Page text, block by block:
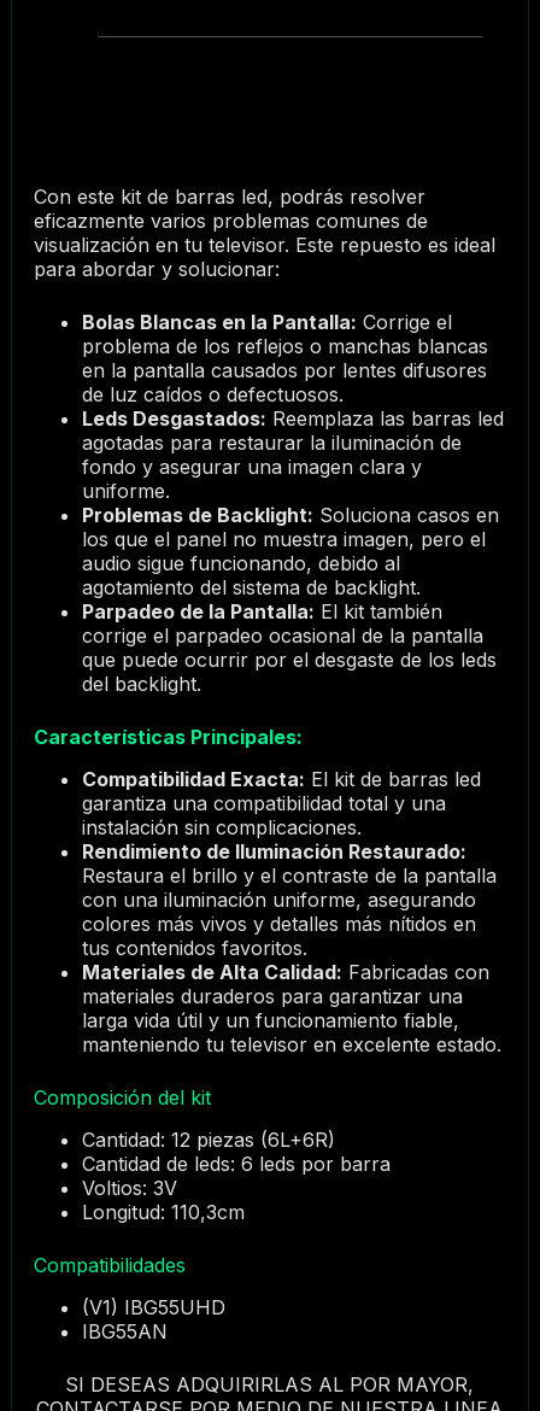
Con este kit de barras led, podrás resolver
eficazmente varios problemas comunes de
visualización en tu televisor. Este repuesto es ideal
para abordar y solucionar:
Bolas Blancas en la Pantalla: Corrige el
problema de los reflejos o manchas blancas
en la pantalla causados por lentes difusores
de luz caídos o defectuosos.
Leds Desgastados: Reemplaza las barras led
agotadas para restaurar la iluminación de
fondo y asegurar una imagen clara y
uniforme.
Problemas de Backlight: Soluciona casos en
los que el panel no muestra imagen, pero el
audio sigue funcionando, debido al
agotamiento del sistema de backlight.
Parpadeo de la Pantalla: El kit también
corrige el parpadeo ocasional de la pantalla
que puede ocurrir por el desgaste de los leds
del backlight.
Características Principales:
Compatibilidad Exacta: El kit de barras led
garantiza una compatibilidad total y una
instalación sin complicaciones.
Rendimiento de Iluminación Restaurado:
Restaura el brillo y el contraste de la pantalla
con una iluminación uniforme, asegurando
colores más vivos y detalles más nítidos en
tus contenidos favoritos.
Materiales de Alta Calidad: Fabricadas con
materiales duraderos para garantizar una
larga vida útil y un funcionamiento fiable,
manteniendo tu televisor en excelente estado.
Composición del kit
Cantidad: 12 piezas (6L+6R)
Cantidad de leds: 6 leds por barra
Voltios: 3V
Longitud: 110,3cm
Compatibilidades
(V1) IBG55UHD
IBG55AN
SI DESEAS ADQUIRIRLAS AL POR MAYOR,